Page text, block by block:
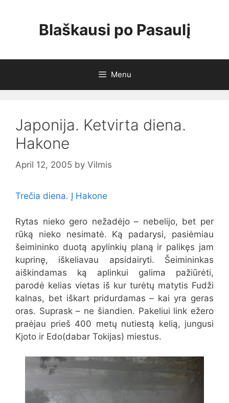
Blaškausi po Pasaulį
Menu
Japonija. Ketvirta diena.
Hakone
April 12, 2005 by Vilmis
Trečia diena. Į Hakone
Rytas nieko gero nežadėjo – nebelijo, bet per
rūką nieko nesimatė. Ką padarysi, pasiėmiau
šeimininko duotą apylinkių planą ir palikęs jam
kuprinę, iškeliavau apsidairyti. Šeimininkas
aiškindamas ką aplinkui galima pažiūrėti,
parodė kelias vietas iš kur turėtų matytis Fudži
kalnas, bet iškart pridurdamas – kai yra geras
oras. Suprask – ne šiandien. Pakeliui link ežero
praėjau prieš 400 metų nutiestą kelią, jungusi
Kjoto ir Edo(dabar Tokijas) miestus.